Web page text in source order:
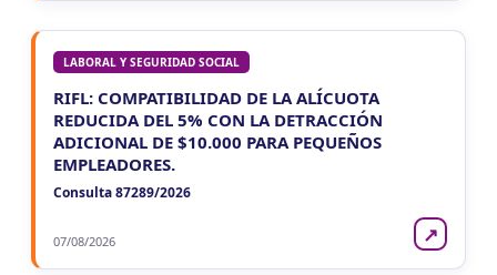
LABORAL Y SEGURIDAD SOCIAL
RIFL: COMPATIBILIDAD DE LA ALÍCUOTA
REDUCIDA DEL 5% CON LA DETRACCIÓN
ADICIONAL DE $10.000 PARA PEQUEÑOS
EMPLEADORES.
Consulta 87289/2026
07/08/2026 ↗